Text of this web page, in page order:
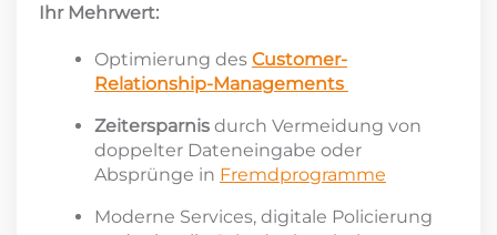
Ihr Mehrwert:
Optimierung des Customer-
Relationship-Managements
Zeitersparnis durch Vermeidung von
doppelter Dateneingabe oder
Absprünge in Fremdprogramme
Moderne Services, digitale Policierung